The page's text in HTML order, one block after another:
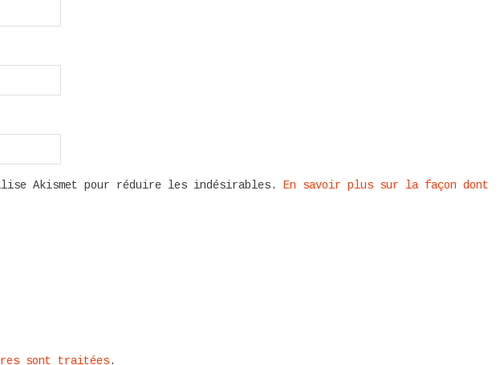
Akismet pour réduire les indésirables. En savoir plus sur la façon dont
sont traitées.